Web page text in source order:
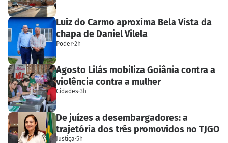
Luiz do Carmo aproxima Bela Vista da
chapa de Daniel Vilela
Poder·2h
Agosto Lilás mobiliza Goiânia contra a
violência contra a mulher
Cidades·3h
De juízes a desembargadores: a
trajetória dos três promovidos no TJGO
Justiça·5h